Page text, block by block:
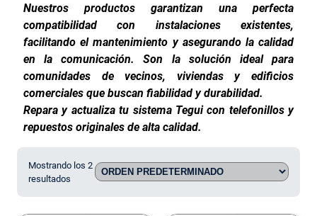
Nuestros productos garantizan una perfecta
compatibilidad con instalaciones existentes,
facilitando el mantenimiento y asegurando la calidad
en la comunicación. Son la solución ideal para
comunidades de vecinos, viviendas y edificios
comerciales que buscan fiabilidad y durabilidad.
Repara y actualiza tu sistema Tegui con telefonillos y
repuestos originales de alta calidad.
Mostrando los 2
resultados